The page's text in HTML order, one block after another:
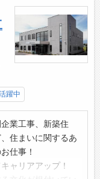
す！】
ティブが魅力◎
おり、有料企業紹
で掲載され、転職
同時に叶えていた
成長企業◎】
代が活躍中！毎月
ョンが生れていま
ネージャーや本社
アップが可能！あ
います
充実♪】
り（GW・夏季休
）で仕事と休日の
に1日、火水休みを
務を任せてもらえ
ピッタリ！「事業
身のキャリアにつ
磨かれます。
躍中
業工事、新築住
住まいに関するあ
仕事！
ャリアアップ！